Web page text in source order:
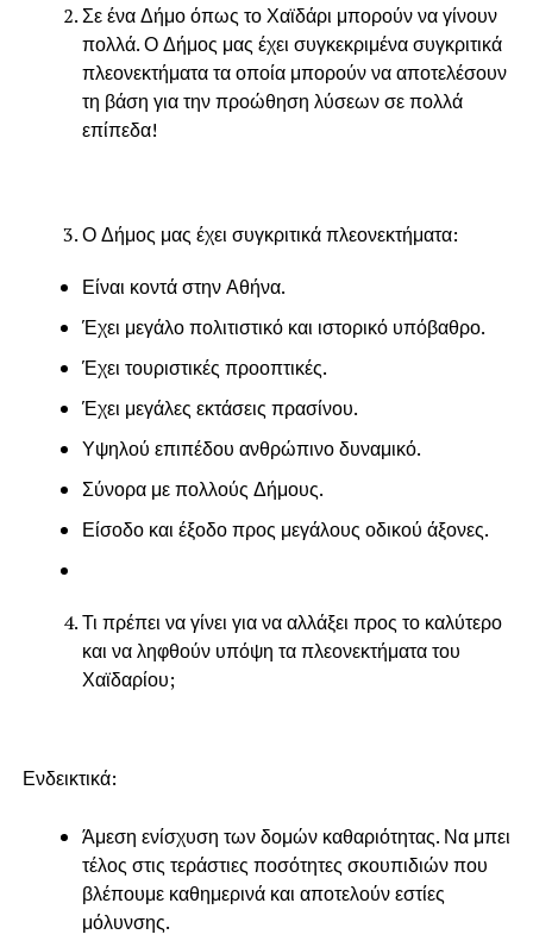
Σε ένα Δήμο όπως το Χαϊδάρι μπορούν να γίνουν
πολλά. Ο Δήμος μας έχει συγκεκριμένα συγκριτικά
πλεονεκτήματα τα οποία μπορούν να αποτελέσουν
τη βάση για την προώθηση λύσεων σε πολλά
επίπεδα!
Ο Δήμος μας έχει συγκριτικά πλεονεκτήματα:
Είναι κοντά στην Αθήνα.
Έχει μεγάλο πολιτιστικό και ιστορικό υπόβαθρο.
Έχει τουριστικές προοπτικές.
Έχει μεγάλες εκτάσεις πρασίνου.
Υψηλού επιπέδου ανθρώπινο δυναμικό.
Σύνορα με πολλούς Δήμους.
Είσοδο και έξοδο προς μεγάλους οδικού άξονες.
Τι πρέπει να γίνει για να αλλάξει προς το καλύτερο
και να ληφθούν υπόψη τα πλεονεκτήματα του
Χαϊδαρίου;
Ενδεικτικά:
Άμεση ενίσχυση των δομών καθαριότητας. Να μπει
τέλος στις τεράστιες ποσότητες σκουπιδιών που
βλέπουμε καθημερινά και αποτελούν εστίες
μόλυνσης.